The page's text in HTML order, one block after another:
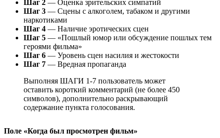
Шаг 2 — Оценка зрительских симпатий
Шаг 3 — Сцены с алкоголем, табаком и другими
наркотиками
Шаг 4 — Наличие эротических сцен
Шаг 5 — «Пошлый юмор или обсуждение пошлых тем
героями фильма»
Шаг 6 — Уровень сцен насилия и жестокости
Шаг 7 — Вредная пропаганда
Выполняя ШАГИ 1-7 пользователь может
оставить короткий комментарий (не более 450
символов), дополнительно раскрывающий
содержание пункта голосования.
Поле «Когда был просмотрен фильм»